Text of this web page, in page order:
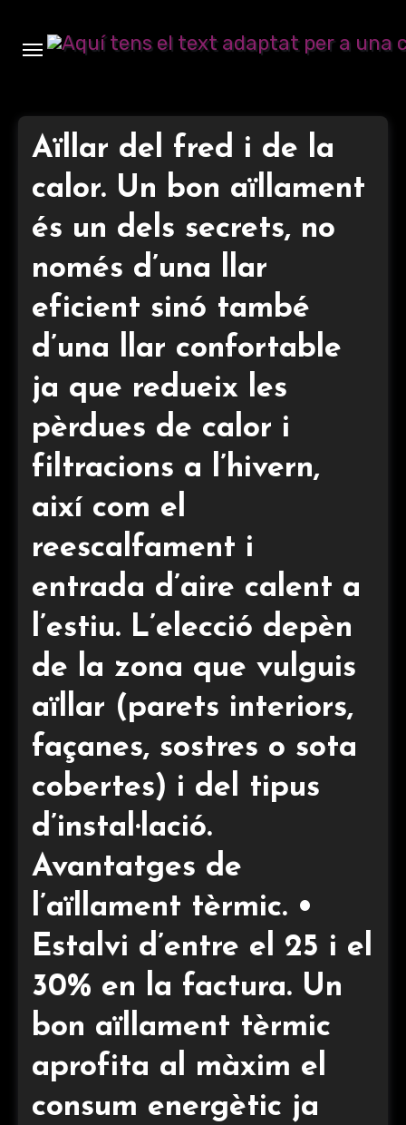
contenido
Aïllar del fred i de la
calor. Un bon aïllament
és un dels secrets, no
només d’una llar
eficient sinó també
d’una llar confortable
ja que redueix les
pèrdues de calor i
filtracions a l’hivern,
així com el
reescalfament i
entrada d’aire calent a
l’estiu. L’elecció depèn
de la zona que vulguis
aïllar (parets interiors,
façanes, sostres o sota
cobertes) i del tipus
d’instal·lació.
Avantatges de
l’aïllament tèrmic. •
Estalvi d’entre el 25 i el
30% en la factura. Un
bon aïllament tèrmic
aprofita al màxim el
consum energètic ja